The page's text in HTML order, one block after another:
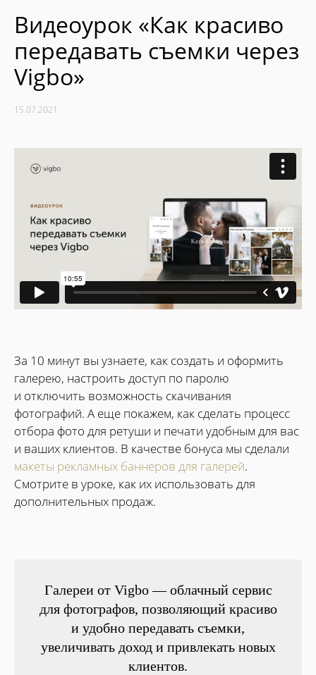
Видеоурок «Как красиво
передавать съемки через
Vigbo»
15.07.2021
За 10 минут вы узнаете, как создать и оформить
галерею, настроить доступ по паролю
и отключить возможность скачивания
фотографий. А еще покажем, как сделать процесс
отбора фото для ретуши и печати удобным для вас
и ваших клиентов. В качестве бонуса мы сделали
макеты рекламных баннеров для галерей.
Смотрите в уроке, как их использовать для
дополнительных продаж.
Галереи от Vigbo — облачный сервис
для фотографов, позволяющий красиво
и удобно передавать съемки,
увеличивать доход и привлекать новых
клиентов.